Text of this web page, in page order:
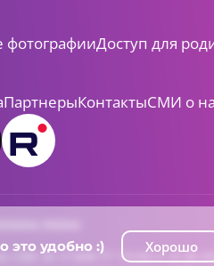
Ми-ми-
7 серия
фотографииДоступ для
ПартнерыКонтактыСМИ о
СМИ Эл-Л №ФС77-73138 от
это удобно :) Хорошо